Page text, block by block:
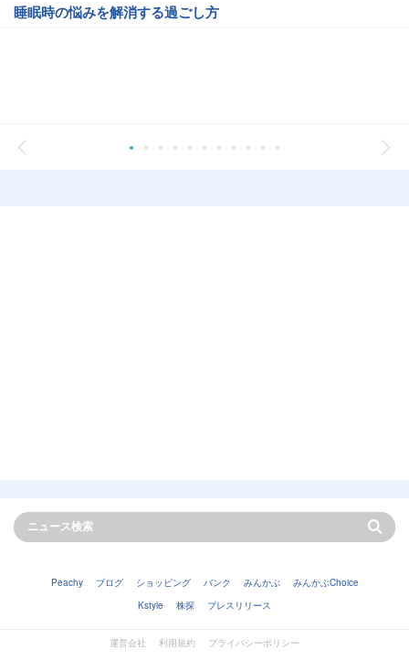
睡眠時の悩みを解消する過ごし方
Peachy ブログ ショッピング バンク みんかぶ
みんかぶChoice
Kstyle
株探 プレスリリース
運営会社 利用規約
プライバシーポリシー